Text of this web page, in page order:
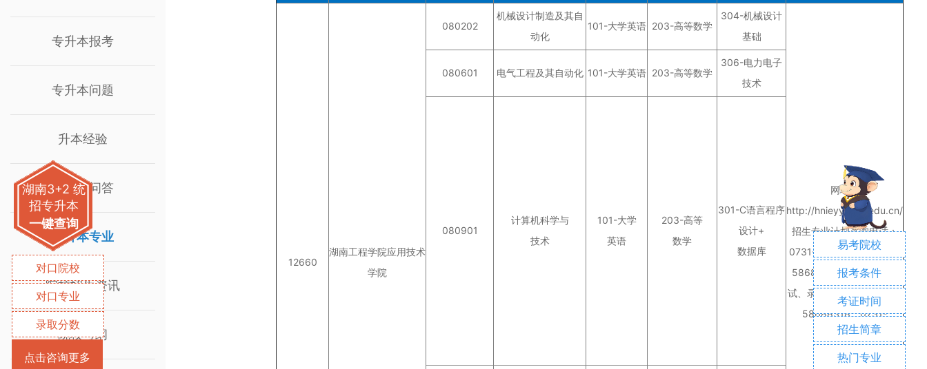
专升本报考
专升本问题
升本经验
专升本问答
专升本专业
院校招生资讯
院校考纲
12660
湖南工程学院应用技术
学院
080202
机械设计制造及其自
动化
101-大学英语 203-高等数学
304-机械设计
基础
网址：
http://hnieyy.hnie.edu.cn/
招生专业计划咨询电话：
0731-58688318、0731-
58688317报考缴费、考
试、录取咨询电话：0731-
58688318、0731-
58688317
080601 电气工程及其自动化 101-大学英语 203-高等数学
306-电力电子
技术
080901
计算机科学与
技术
101-大学
英语
203-高等
数学
301-C语言程序
设计+
数据库
湖南3+2 统
招专升本
一键查询
对口院校
对口专业
录取分数
点击咨询更多
易考院校
报考条件
考证时间
招生简章
热门专业